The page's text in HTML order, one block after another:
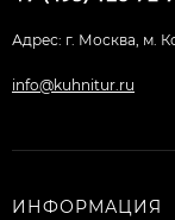
Адрес: г. Москва, м.
info@kuhnitur.ru
ИНФОРМАЦИЯ